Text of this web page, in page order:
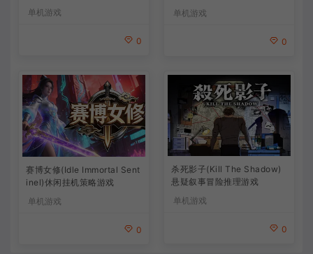
策略游戏
单机游戏
0
单机游戏
0
赛博女修(Idle Immortal Sent
inel)休闲挂机策略游戏
单机游戏
0
杀死影子(Kill The Shadow)
悬疑叙事冒险推理游戏
单机游戏
0